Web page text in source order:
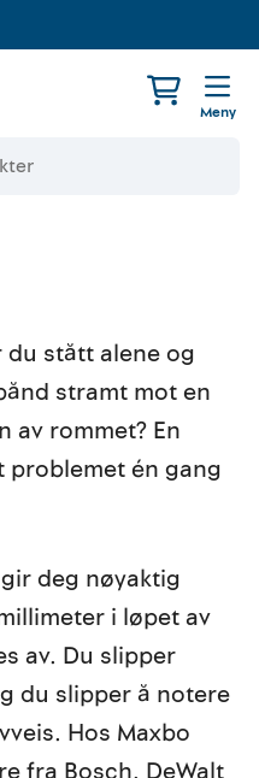
Meny
stått alene og
stramt mot en
av rommet? En
problemet én gang
deg nøyaktig
i løpet av
av. Du slipper
du slipper å notere
Hos Maxbo